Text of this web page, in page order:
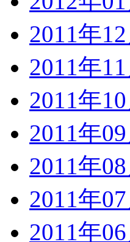
2011年
2011年
2011年
2011年
2011年
2011年
2011年